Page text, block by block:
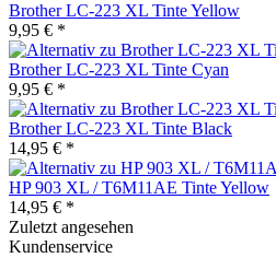
Brother LC-223 XL Tinte Yellow
9,95 € *
Brother LC-223 XL Tinte Cyan
9,95 € *
Brother LC-223 XL Tinte Black
14,95 € *
HP 903 XL / T6M11AE Tinte Yellow
14,95 € *
Zuletzt angesehen
Kundenservice